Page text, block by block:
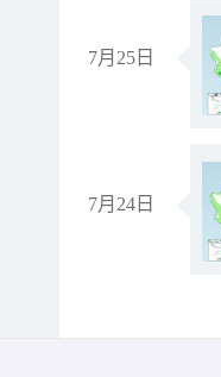
7月25日
7月24日